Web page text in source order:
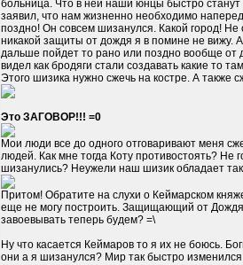
больница. Что в ней наши юнцы быстро
заявил, что нам жизненно необходимо
поздно! Он совсем шизанулся. Какой город!
никакой защиты от дождя я в помине не вижу.
дальше пойдет то рано или поздно вообще от
видел как бродяги стали создавать какие то
Этого шизика нужно сжечь на костре. А также
Это ЗАГОВОР!!! =0
Мои люди все до одного отговаривают меня
людей. Как мне тогда Коту противостоять? Не
шизанулись? Неужели наш шизик обладает
Притом! Обратите на слухи о Кеймарском
еще не могу построить. Защищающий от
завоевывать теперь будем? =\
Ну что касается Кеймаров то я их не боюсь.
они а я шизанулся? Мир так быстро